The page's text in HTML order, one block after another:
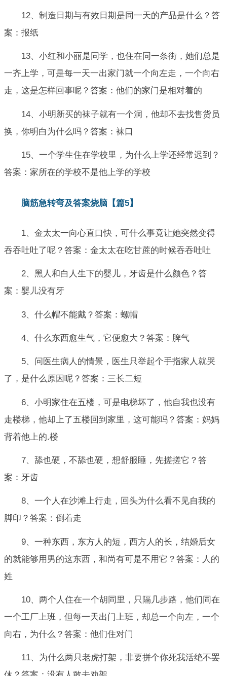
12、制造日期与有效日期是同一天的产品是什么？答
案：报纸
13、小红和小丽是同学，也住在同一条街，她们总是
一齐上学，可是每一天一出家门就一个向左走，一个向右
走，这是怎样回事呢？答案：他们的家门是相对着的
14、小明新买的袜子就有一个洞，他却不去找售货员
换，你明白为什么吗？答案：袜口
15、一个学生住在学校里，为什么上学还经常迟到？
答案：家所在的学校不是他上学的学校
脑筋急转弯及答案烧脑【篇5】
1、金太太一向心直口快，可什么事竟让她突然变得
吞吞吐吐了呢？答案：金太太在吃甘蔗的时候吞吞吐吐
2、黑人和白人生下的婴儿，牙齿是什么颜色？答
案：婴儿没有牙
3、什么帽不能戴？答案：螺帽
4、什么东西愈生气，它便愈大？答案：脾气
5、问医生病人的情景，医生只举起个手指家人就哭
了，是什么原因呢？答案：三长二短
6、小明家住在五楼，可是电梯坏了，他自我也没有
走楼梯，他却上了五楼回到家里，这可能吗？答案：妈妈
背着他上的.楼
7、舔也硬，不舔也硬，想舒服睡，先搓搓它？答
案：牙齿
8、一个人在沙滩上行走，回头为什么看不见自我的
脚印？答案：倒着走
9、一种东西，东方人的短，西方人的长，结婚后女
的就能够用男的这东西，和尚有可是不用它？答案：人的
姓
10、两个人住在一个胡同里，只隔几步路，他们同在
一个工厂上班，但每一天出门上班，却总一个向左，一个
向右，为什么？答案：他们住对门
11、为什么两只老虎打架，非要拼个你死我活绝不罢